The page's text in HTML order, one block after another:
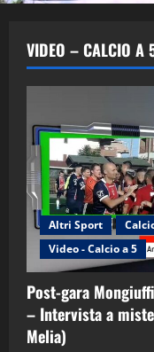
VIDEO – CALCIO A
Altri Sport
Video - Calcio a 5
Post-gara
– Intervista a
Melia)